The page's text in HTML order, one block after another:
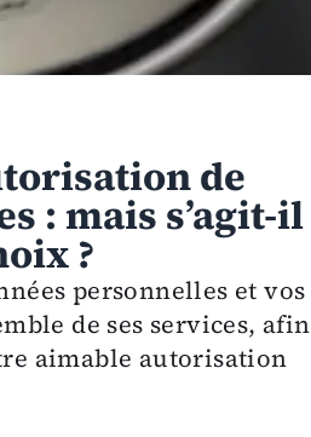
de
: mais s’agit-il
?
personnelles et vos
de ses services, afin
aimable autorisation